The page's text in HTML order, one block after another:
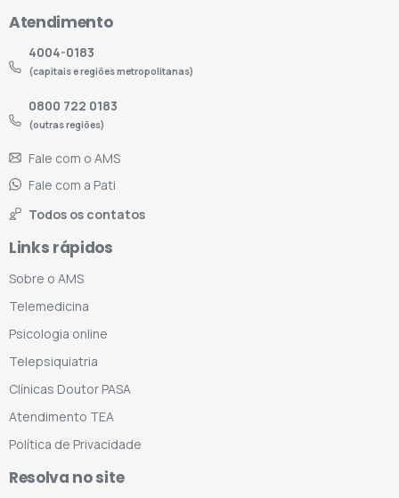
Atendimento
4004-0183
(capitais e regiões metropolitanas)
0800 722 0183
(outras regiões)
Fale com o AMS
Fale com a Pati
Todos os contatos
Links rápidos
Sobre o AMS
Telemedicina
Psicologia online
Telepsiquiatria
Clínicas Doutor PASA
Atendimento TEA
Política de Privacidade
Resolva no site